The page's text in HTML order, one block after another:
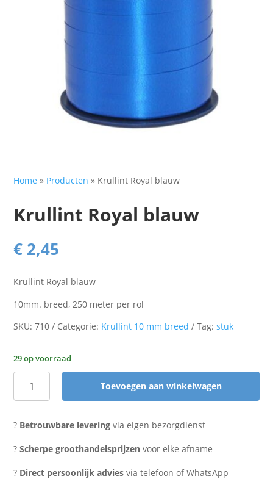
Home » Producten » Krullint Royal blauw
Krullint Royal blauw
€ 2,45
Krullint Royal blauw
10mm. breed, 250 meter per rol
SKU:710 Categorie: Krullint 10 mm breed Tag:stuk
29 op voorraad
Krullint
blauw
Toevoegen aan winkelwagen
? Betrouwbare levering via eigen bezorgdienst
?Scherpe groothandelsprijzen voor elke afname
? Direct persoonlijk advies via telefoon of WhatsApp